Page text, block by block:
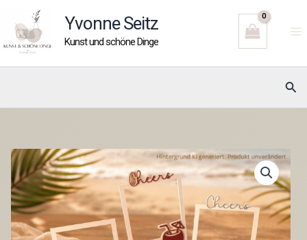
Inhalt
springen
Yvonne Seitz
Kunst und schöne Dinge